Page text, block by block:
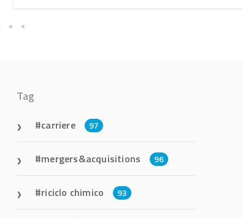
Tag
carriere 97
mergers&acquisitions 96
riciclo chimico 93